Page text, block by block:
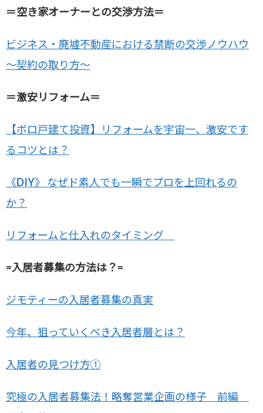
＝空き家オーナーとの交渉方法＝
ビジネス・廃墟不動産における禁断の交渉ノウハウ
～契約の取り方～
＝激安リフォーム＝
【ボロ戸建て投資】リフォームを宇宙一、激安です
るコツとは？
《DIY》 なぜド素人でも一瞬でプロを上回れるの
か？
リフォームと仕入れのタイミング
=入居者募集の方法は？=
ジモティーの入居者募集の真実
今年、狙っていくべき入居者層とは？
入居者の見つけ方①
究極の入居者募集法！略奪営業企画の様子 前編